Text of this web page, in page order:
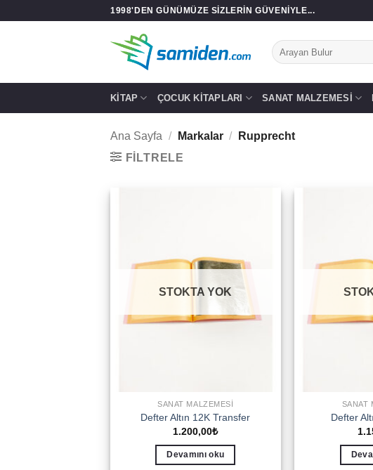
1998'DEN GÜNÜMÜZE SIZLERIN GÜVENIYLE...
Ara:
KITAP ÇOCUK KITAPLARI SANAT MALZEMESI
Ana Sayfa / Markalar /
Rupprecht
FILTRELE
STOKTA YOK
SANAT MALZEMESI
Defter Altın 12K Transfer
1.200,00₺
Devamını oku
SANAT
Defter